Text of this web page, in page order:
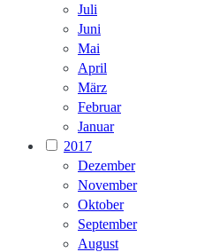
Juli
Juni
Mai
April
März
Februar
Januar
2017
Dezember
November
Oktober
September
August